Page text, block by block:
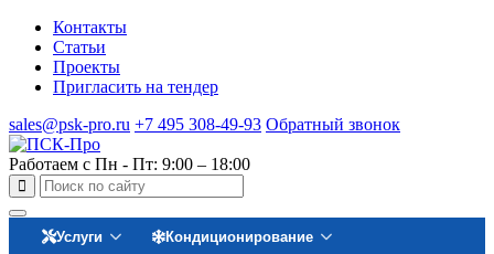
Контакты
Статьи
Проекты
Пригласить на тендер
sales@psk-pro.ru +7 495 308-49-93 Обратный звонок
Работаем с Пн - Пт: 9:00 – 18:00
Услуги Кондиционирование